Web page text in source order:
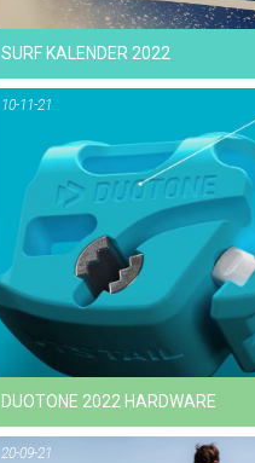
SURF KALENDER 2022
11-11-21
NEWS
DUOTONE 2022 HARDWARE
10-11-21
20-09-21